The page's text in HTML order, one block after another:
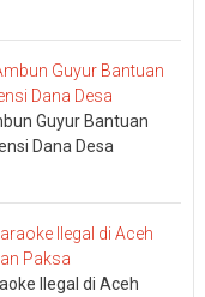
Guyur Bantuan
Dana Desa
Ilegal di Aceh